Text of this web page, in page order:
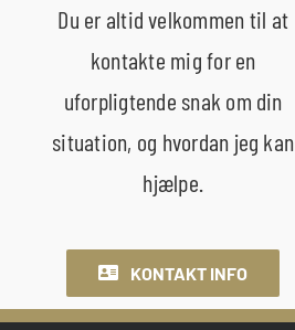
Du er altid velkommen til at
kontakte mig for en
uforpligtende snak om din
situation, og hvordan jeg kan
hjælpe.
KONTAKT INFO